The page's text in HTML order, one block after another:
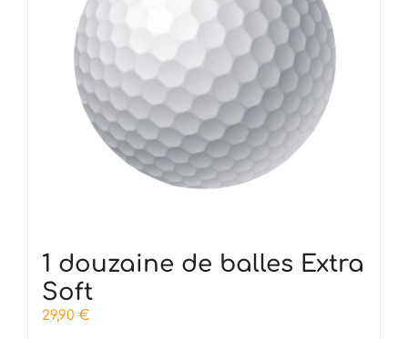
1 douzaine de balles Extra
Soft
29,90 €